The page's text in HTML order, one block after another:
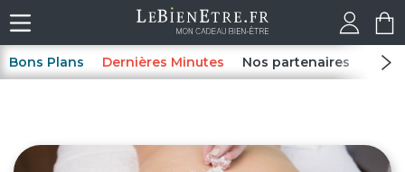
Bons Plans Dernières Minutes Nos partenaires Spas